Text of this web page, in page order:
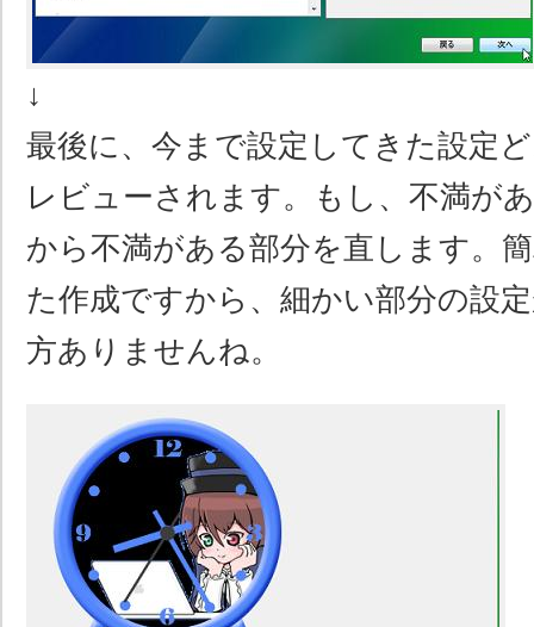
↓
最後に、今まで設定してきた設定
レビューされます。もし、不満が
から不満がある部分を直します。
た作成ですから、細かい部分の設
方ありませんね。